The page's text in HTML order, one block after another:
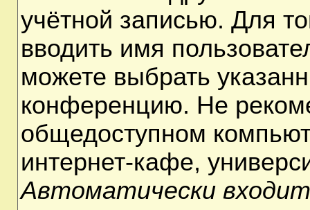
учётной записью. Для
вводить имя
можете выбрать
конференцию. Не
общедоступном
интернет-кафе,
Автоматически